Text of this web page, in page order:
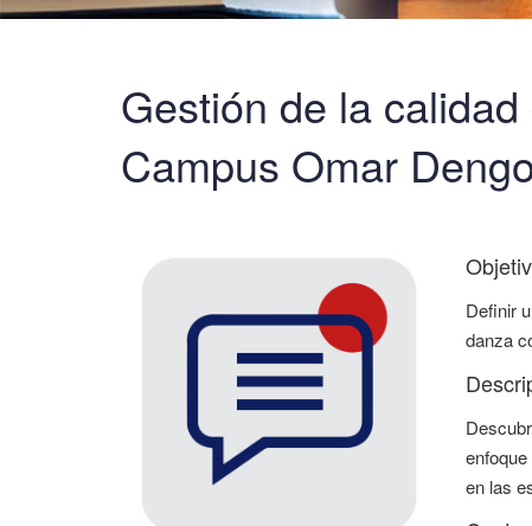
Gestión de la
Campus Omar
Definir
danza
en las